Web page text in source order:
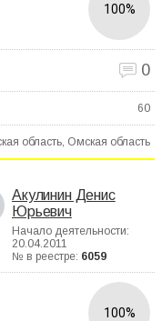
100%
0
60
область, Омская область
Акулинин Денис
Юрьевич
Начало деятельности:
20.04.2011
№ в реестре: 6059
100%